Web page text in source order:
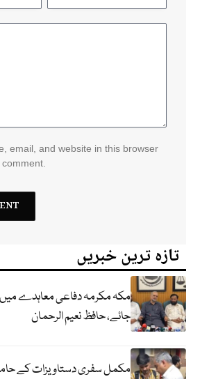
email, and website in this browser
تازہ ترین خبریں
مکہ مکرمہ دفاعی معاہدے میں
جائے، حافظ نعیم الرحمان
مکمل سفری دستاویزات کے